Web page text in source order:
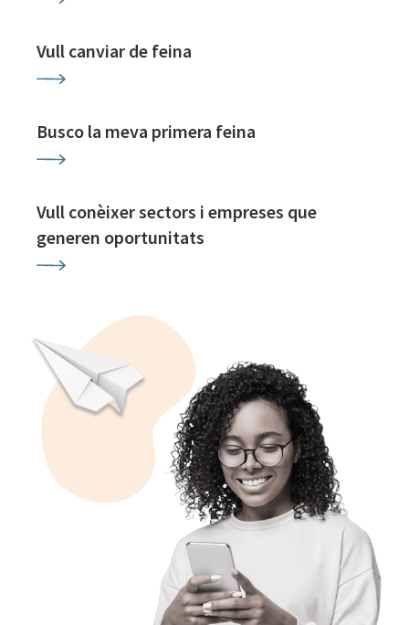
Vull canviar de feina
Busco la meva primera feina
Vull conèixer sectors i empreses que
generen oportunitats